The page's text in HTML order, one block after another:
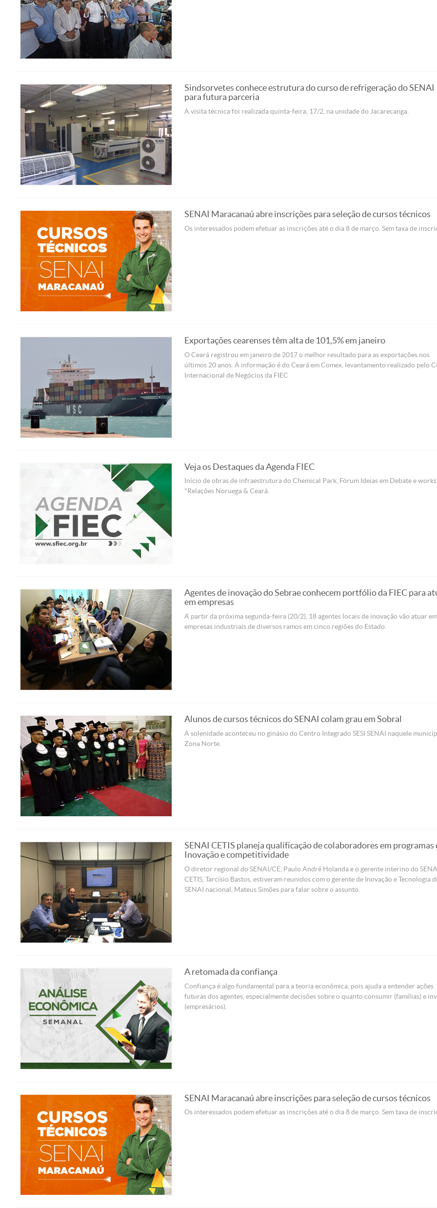
Sindsorvetes conhece estrutura do curso de refrigeração do SENAI
para futura parceria
A visita técnica foi realizada quinta-feira, 17/2, na unidade do Jacarecanga.
SENAI Maracanaú abre inscrições para seleção de cursos técnicos
Os interessados podem efetuar as inscrições até o dia 8 de março. Sem taxa de
Exportações cearenses têm alta de 101,5% em janeiro
O Ceará registrou em janeiro de 2017 o melhor resultado para as exportações nos
últimos 20 anos. A informação é do Ceará em Comex, levantamento realizado pelo
Internacional de Negócios da FIEC
Veja os Destaques da Agenda FIEC
Início de obras de infraestrutura do Chemical Park, Fórum Ideias em Debate e
"Relações Noruega & Ceará.
Agentes de inovação do Sebrae conhecem portfólio da FIEC para
em empresas
A partir da próxima segunda-feira (20/2), 18 agentes locais de inovação vão atuar em
empresas industriais de diversos ramos em cinco regiões do Estado.
Alunos de cursos técnicos do SENAI colam grau em Sobral
A solenidade aconteceu no ginásio do Centro Integrado SESI SENAI naquele
Zona Norte.
SENAI CETIS planeja qualificação de colaboradores em programas
Inovação e competitividade
O diretor regional do SENAI/CE, Paulo André Holanda e o gerente interino do
CETIS, Tarcísio Bastos, estiveram reunidos com o gerente de Inovação e Tecnologia
SENAI nacional, Mateus Simões para falar sobre o assunto.
A retomada da confiança
Confiança é algo fundamental para a teoria econômica, pois ajuda a entender ações
futuras dos agentes, especialmente decisões sobre o quanto consumir (famílias) e
(empresários).
SENAI Maracanaú abre inscrições para seleção de cursos técnicos
Os interessados podem efetuar as inscrições até o dia 8 de março. Sem taxa de